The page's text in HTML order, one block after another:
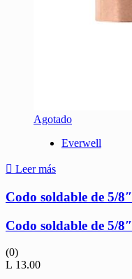
Agotado
Everwell
Leer más
Codo soldable de 5/8″
Codo soldable de 5/8″
(0)
L 13.00